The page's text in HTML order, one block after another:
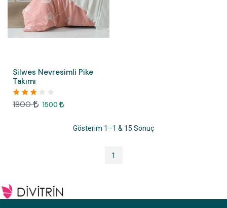
Silwes Nevresimli Pike
Takımı
1800 1500
Gösterim 1–1 & 15 Sonuç
1